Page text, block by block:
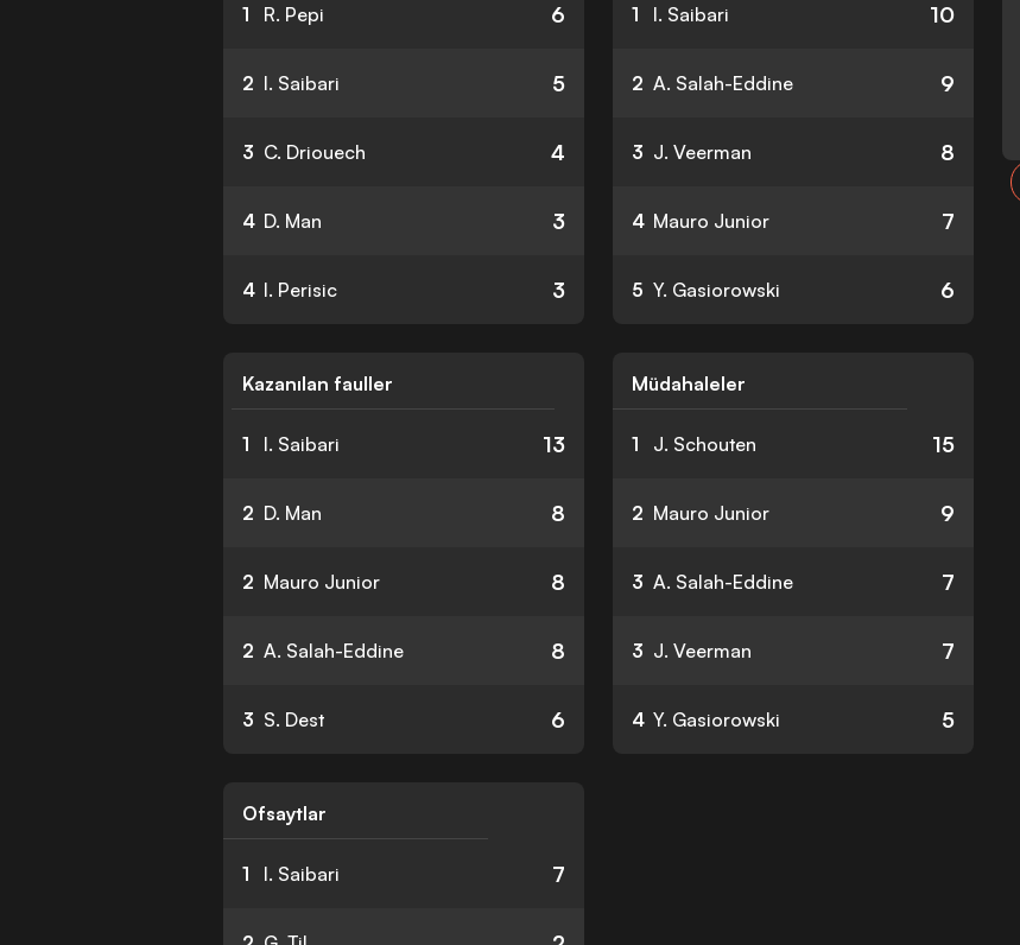
1 R. Pepi 6
2 I. Saibari 5
3 C. Driouech 4
4 D. Man 3
4 I. Perisic 3
1 I. Saibari 10
2 A. Salah-Eddine 9
3 J. Veerman 8
4 Mauro Junior 7
5 Y. Gasiorowski 6
Kazanılan fauller
1 I. Saibari 13
2 D. Man 8
2 Mauro Junior 8
2 A. Salah-Eddine 8
3 S. Dest 6
Müdahaleler
1 J. Schouten 15
2 Mauro Junior 9
3 A. Salah-Eddine 7
3 J. Veerman 7
4 Y. Gasiorowski 5
Ofsaytlar
1 I. Saibari 7